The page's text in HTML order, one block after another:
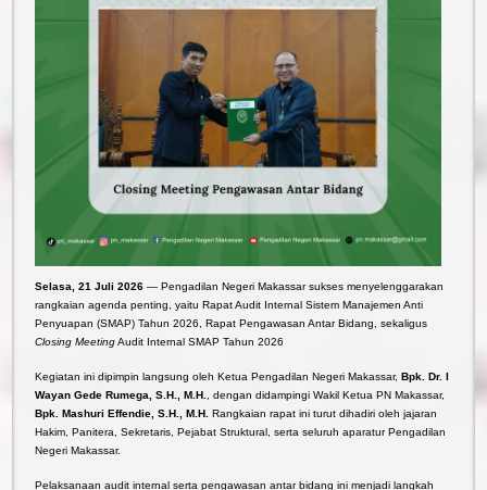
Selasa, 21 Juli 2026— Pengadilan Negeri Makassar sukses menyelenggarakan
rangkaian agenda penting, yaitu Rapat Audit Internal Sistem Manajemen Anti
Penyuapan (SMAP) Tahun 2026, Rapat Pengawasan Antar Bidang, sekaligus
Closing MeetingAudit Internal SMAP Tahun 2026
Kegiatan ini dipimpin langsung oleh Ketua Pengadilan Negeri Makassar, Bpk. Dr. I
Wayan Gede Rumega, S.H., M.H.
, dengan didampingi Wakil Ketua PN Makassar,
Bpk. Mashuri Effendie, S.H., M.H. Rangkaian rapat ini turut dihadiri oleh jajaran
Hakim, Panitera, Sekretaris, Pejabat Struktural, serta seluruh aparatur Pengadilan
Negeri Makassar.
Pelaksanaan audit internal serta pengawasan antar bidang ini menjadi langkah